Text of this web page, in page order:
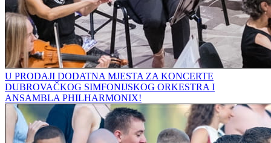
U PRODAJI DODATNA MJESTA ZA KONCERTE
DUBROVAČKOG SIMFONIJSKOG ORKESTRA I
ANSAMBLA PHILHARMONIX!